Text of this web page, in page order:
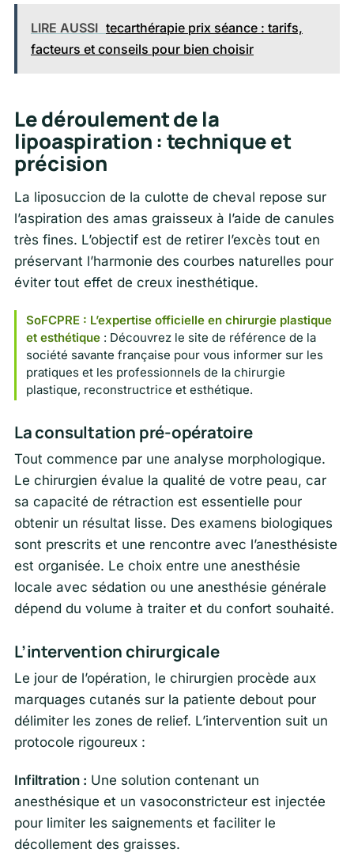
LIRE AUSSI tecarthérapie prix séance : tarifs,
facteurs et conseils pour bien choisir
Le déroulement de la
lipoaspiration : technique et
précision
La liposuccion de la culotte de cheval repose sur
l’aspiration des amas graisseux à l’aide de canules
très fines. L’objectif est de retirer l’excès tout en
préservant l’harmonie des courbes naturelles pour
éviter tout effet de creux inesthétique.
SoFCPRE : L’expertise officielle en chirurgie plastique
et esthétique : Découvrez le site de référence de la
société savante française pour vous informer sur les
pratiques et les professionnels de la chirurgie
plastique, reconstructrice et esthétique.
La consultation pré-opératoire
Tout commence par une analyse morphologique.
Le chirurgien évalue la qualité de votre peau, car
sa capacité de rétraction est essentielle pour
obtenir un résultat lisse. Des examens biologiques
sont prescrits et une rencontre avec l’anesthésiste
est organisée. Le choix entre une anesthésie
locale avec sédation ou une anesthésie générale
dépend du volume à traiter et du confort souhaité.
L’intervention chirurgicale
Le jour de l’opération, le chirurgien procède aux
marquages cutanés sur la patiente debout pour
délimiter les zones de relief. L’intervention suit un
protocole rigoureux :
Infiltration : Une solution contenant un
anesthésique et un vasoconstricteur est injectée
pour limiter les saignements et faciliter le
décollement des graisses.